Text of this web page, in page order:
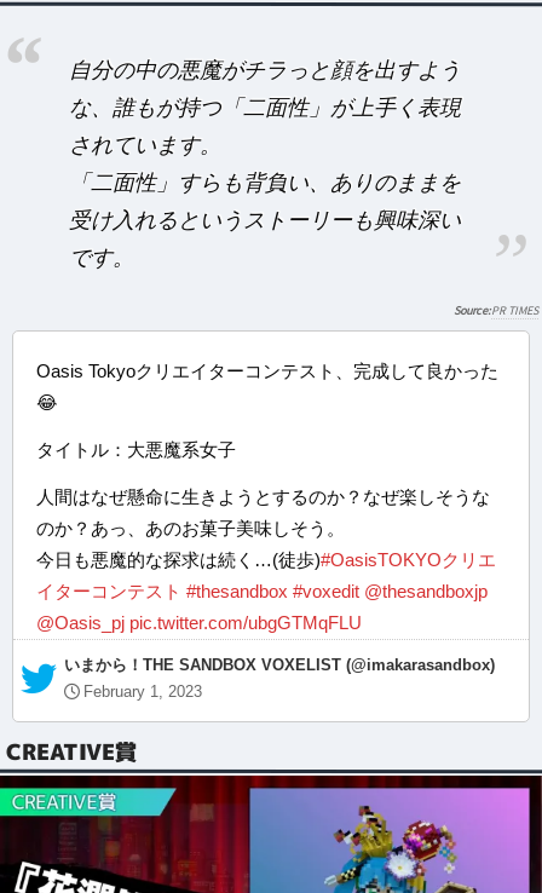
自分の中の悪魔がチラっと顔を出すよう
な、誰もが持つ「二面性」が上手く表現
されています。
「二面性」すらも背負い、ありのままを
受け入れるというストーリーも興味深い
です。
PR TIMES
Oasis Tokyoクリエイターコンテスト、完成して良かった
😂
タイトル：大悪魔系女子
人間はなぜ懸命に生きようとするのか？なぜ楽しそうな
のか？あっ、あのお菓子美味しそう。
今日も悪魔的な探求は続く…(徒歩)#OasisTOKYOクリエ
イターコンテスト #thesandbox #voxedit @thesandboxjp
@Oasis_pj pic.twitter.com/ubgGTMqFLU
— いまから！THE SANDBOX VOXELIST (@imakarasandbox)
February 1, 2023
CREATIVE賞